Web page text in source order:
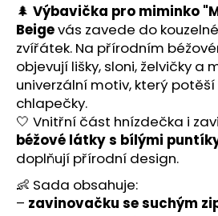
🌲 Výbavička pro miminko
Beigevás zavede do
zvířátek. Na přírodním
objevují lišky, sloni, želvičky a
univerzální motiv, který potěší
chlapečky.
🤍 Vnitřní část hnízdečka i
béžové látky s bílými
doplňují přírodní design.
👶 Sada obsahuje:
– zavinovačku se suchým
HLEDAT
D
o
p
o
r
u
č
u